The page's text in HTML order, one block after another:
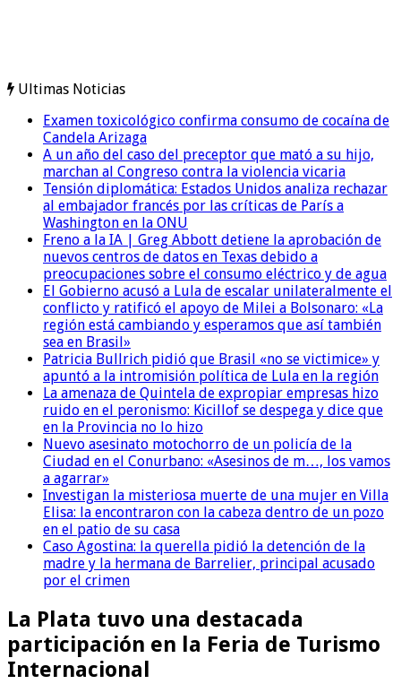
Ultimas Noticias
Examen toxicológico confirma consumo de cocaína de
Candela Arizaga
A un año del caso del preceptor que mató a su hijo,
marchan al Congreso contra la violencia vicaria
Tensión diplomática: Estados Unidos analiza rechazar
al embajador francés por las críticas de París a
Washington en la ONU
Freno a la IA | Greg Abbott detiene la aprobación de
nuevos centros de datos en Texas debido a
preocupaciones sobre el consumo eléctrico y de agua
El Gobierno acusó a Lula de escalar unilateralmente el
conflicto y ratificó el apoyo de Milei a Bolsonaro: «La
región está cambiando y esperamos que así también
sea en Brasil»
Patricia Bullrich pidió que Brasil «no se victimice» y
apuntó a la intromisión política de Lula en la región
La amenaza de Quintela de expropiar empresas hizo
ruido en el peronismo: Kicillof se despega y dice que
en la Provincia no lo hizo
Nuevo asesinato motochorro de un policía de la
Ciudad en el Conurbano: «Asesinos de m…, los vamos
a agarrar»
Investigan la misteriosa muerte de una mujer en Villa
Elisa: la encontraron con la cabeza dentro de un pozo
en el patio de su casa
Caso Agostina: la querella pidió la detención de la
madre y la hermana de Barrelier, principal acusado
por el crimen
La Plata tuvo una destacada
participación en la Feria de Turismo
Internacional